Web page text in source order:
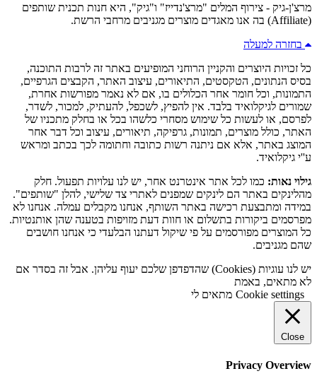
מרצ'ן-גיק - צירוף המלים "מרצ'נדייז" ו"גיק", היא חנות תכנית שותפים
(Affiliate) בה אנו מאגדים מוצרים מגניבים מרחבי הרשת.
בחזרה למעלה
כל זכויות היוצרים והקניין הרוחני המופיעים באתר זה לרבות התוכנה,
בסיס הנתונים, הטקסטים, התיאורים, עיצוב האתר, הקבצים הגרפיים,
התמונות, וכל חומר אחר הכלולים בו, אם לא נאמר מפורשות אחרת,
שמורים לגיקלואיד בלבד. אין להפיץ, לשכפל, להעתיק, למכור, לשדר,
לפרסם, או לעשות כל שימוש מסחרי כלשהו בכל או בחלק מתכניו של
האתר, כולל מוצרים, תמונות, גרפיקה, תיאורים, עיצוב וכל דבר אחר
המוצג באתר, אלא אם ניתנה רשות כתובה וחתומה לכך בכתב ומראש
ע''י גיקלואיד.
גילוי נאות: כמו לכל אתר אינטרנט אחר, יש לנו עלויות תפעול. חלק
מהלינקים באתר הם לינקים שמפנים לאתרי צד שלישי, להלן "שותפים".
במידה ומתבצעת רכישה באתר השותף, אנחנו מקבלים עמלה. אנחנו לא
מפרסמים ביקורות בתשלום או חוות דעת מזויפות בטענה שהן אותנטיות.
כל המוצרים מפורסמים על פי שיקול דעתנו הבלעדי כי אנחנו חושבים
שהם מגניבים.
יש לנו עוגיות (Cookies) שהדפדפן שלכם יעוף עליהן. אבל זה בסדר אם
לא מתאים, באמת
Cookie settings מתאים לי
Close
Privacy Overview